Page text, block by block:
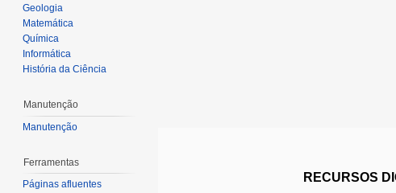
Geologia
Matemática
Química
Informática
História da Ciência
Manutenção
Manutenção
Ferramentas
Páginas afluentes
RECURSOS